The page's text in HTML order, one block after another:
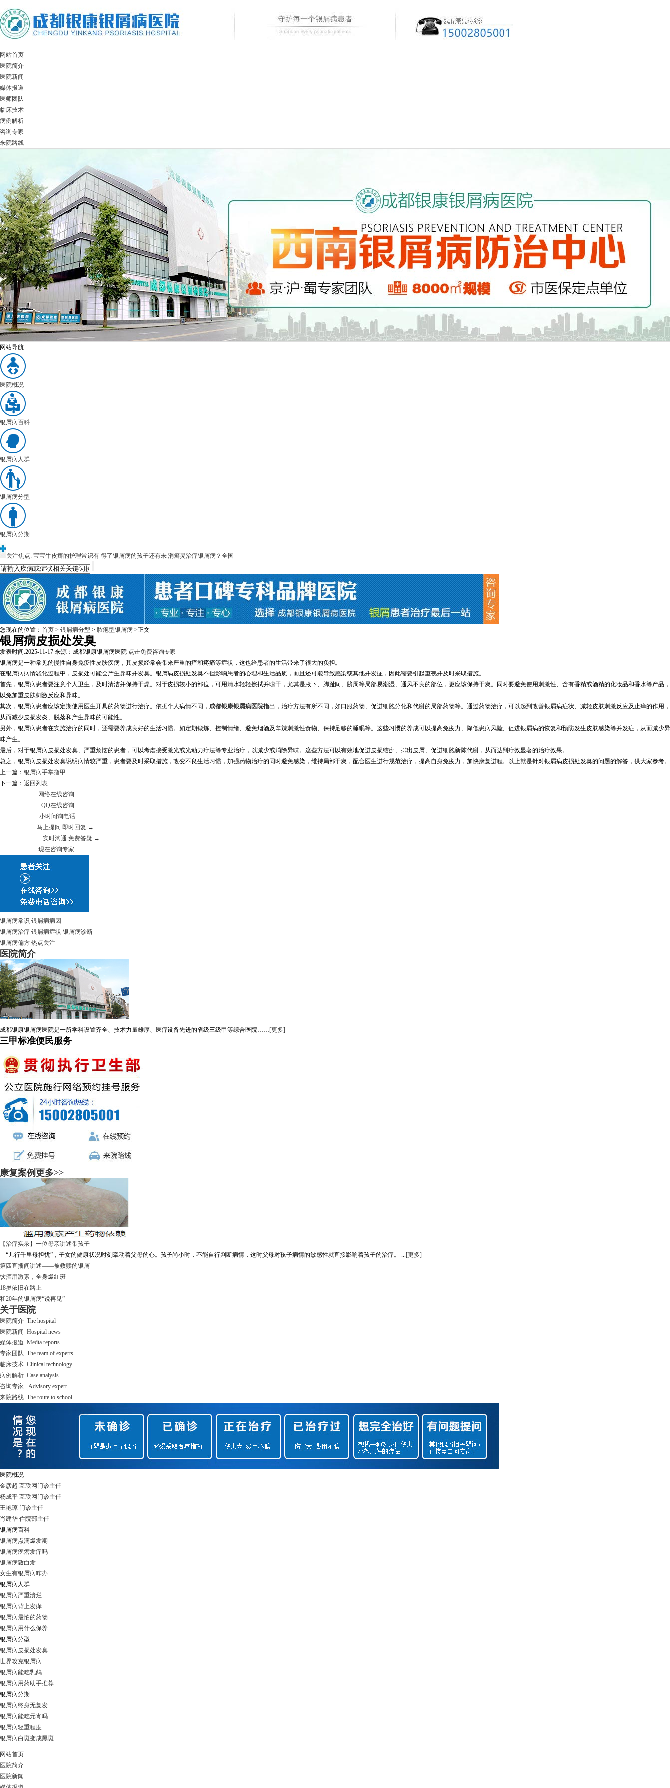
网站首页
医院简介
医院新闻
媒体报道
医师团队
临床技术
病例解析
咨询专家
来院路线
网站导航
医院概况
银屑病百科
银屑病人群
银屑病分型
银屑病分期
关注焦点: 宝宝牛皮癣的护理常识有 得了银屑病的孩子还有未 消癣灵治疗银屑病？全国
您现在的位置： 首页 > 银屑病分型 > 脓疱型银屑病 >正文
银屑病皮损处发臭
发表时间:2025-11-17 来源：成都银康银屑病医院 点击免费咨询专家
银屑病是一种常见的慢性自身免疫性皮肤疾病，其皮损经常会带来严重的痒和疼痛等症状，这也给患者的生活带来了很大的负担。
在银屑病病情恶化过程中，皮损处可能会产生异味并发臭。银屑病皮损处发臭不但影响患者的心理和生活品质，而且还可能导致感染或其他并发症，因此需要引起重视并及时采取措施。
首先，银屑病患者要注意个人卫生，及时清洁并保持干燥。对于皮损较小的部位，可用清水轻轻擦拭并晾干，尤其是腋下、脚趾间、脐周等局部易潮湿、通风不良的部位，更应该保持干爽。同时要避免使用刺激性、含有香精或酒精的化妆品和香水等产品，
以免加重皮肤刺激反应和异味。
其次，银屑病患者应该定期使用医生开具的药物进行治疗。依据个人病情不同， 成都银康银屑病医院指出，治疗方法有所不同，如口服药物、促进细胞分化和代谢的局部药物等。通过药物治疗，可以起到改善银屑病症状、减轻皮肤刺激反应及止痒的作用，
从而减少皮损发炎、脱落和产生异味的可能性。
另外，银屑病患者在实施治疗的同时，还需要养成良好的生活习惯。如定期锻炼、控制情绪、避免烟酒及辛辣刺激性食物、保持足够的睡眠等。这些习惯的养成可以提高免疫力、降低患病风险、促进银屑病的恢复和预防发生皮肤感染等并发症，从而减少异
味产生。
最后，对于银屑病皮损处发臭、严重烦恼的患者，可以考虑接受激光或光动力疗法等专业治疗，以减少或消除异味。这些方法可以有效地促进皮损结痂、排出皮屑、促进细胞新陈代谢，从而达到疗效显著的治疗效果。
总之，银屑病皮损处发臭说明病情较严重，患者要及时采取措施，改变不良生活习惯，加强药物治疗的同时避免感染，维持局部干爽，配合医生进行规范治疗，提高自身免疫力，加快康复进程。以上就是针对银屑病皮损处发臭的问题的解答，供大家参考。
上一篇： 银屑病手掌指甲
下一篇： 返回列表
网络在线咨询
QQ在线咨询
小时问询电话
马上提问 即时回复 →
实时沟通 免费答疑 →
现在咨询专家
银屑病常识 银屑病病因
银屑病治疗 银屑病症状 银屑病诊断
银屑病偏方 热点关注
医院简介
成都银康银屑病医院是一所学科设置齐全、技术力量雄厚、医疗设备先进的省级三级甲等综合医院……[更多]
三甲标准便民服务
康复案例 更多>>
【治疗实录】一位母亲讲述带孩子
“儿行千里母担忧”，子女的健康状况时刻牵动着父母的心。孩子尚小时，不能自行判断病情，这时父母对孩子病情的敏感性就直接影响着孩子的治疗。 ...[更多]
第四直播间讲述——被救赎的银屑
饮酒用激素，全身爆红斑
18岁依旧在路上
和20年的银屑病“说再见”
关于医院
医院简介 The hospital
医院新闻 Hospital news
媒体报道 Media reports
专家团队 The team of experts
临床技术 Clinical technology
病例解析 Case analysis
咨询专家 Advisory expert
来院路线 The route to school
医院概况
金彦超 互联网门诊主任
杨成平 互联网门诊主任
王艳琼 门诊主任
肖建华 住院部主任
银屑病百科
银屑病点滴爆发期
银屑病疙瘩发痒吗
银屑病致白发
女生有银屑病咋办
银屑病人群
银屑病严重溃烂
银屑病背上发痒
银屑病最怕的药物
银屑病用什么保养
银屑病分型
银屑病皮损处发臭
世界攻克银屑病
银屑病能吃乳鸽
银屑病用药助手推荐
银屑病分期
银屑病终身无复发
银屑病能吃元宵吗
银屑病轻重程度
银屑病白斑变成黑斑
网站首页
医院简介
医院新闻